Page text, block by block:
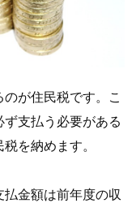
が住民税です。こ
支払う必要がある
を納めます。
金額は前年度の収